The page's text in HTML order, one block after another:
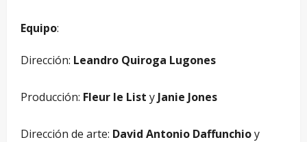
Equipo:
Dirección: Leandro Quiroga Lugones
Producción: Fleur le List y Janie Jones
Dirección de arte: David Antonio Daffunchioy